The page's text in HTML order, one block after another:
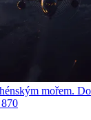
mořem.